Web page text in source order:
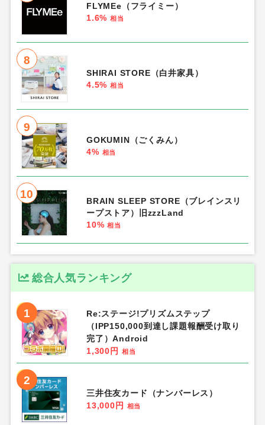
FLYMEe（フライミー）
1.6% 相当
8
SHIRAI STORE（白井家具）
4.5% 相当
9
GOKUMIN（ごくみん）
4% 相当
10
BRAIN SLEEP STORE（ブレインスリ
ープストア）旧zzzLand
10% 相当
総合人気ランキング
1
Re:ステージ!プリズムステップ
（IPP150,000到達し課題報酬受け取り
完了）Android
1,300円
相当
2
三井住友カード（ナンバーレス）
13,000円
相当